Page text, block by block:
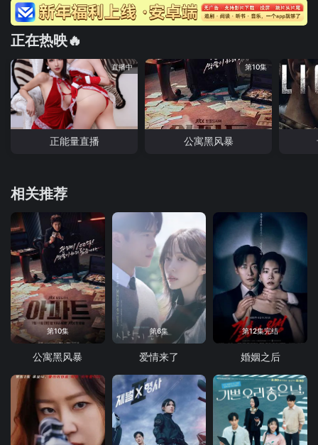
正在热映🔥
直播中
正能量直播
第10集
公寓黑风暴
相关推荐
第10集
公寓黑风暴
第6集
爱情来了
第12集完结
婚姻之后